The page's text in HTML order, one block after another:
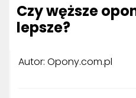
Czy węższe
lepsze?
Autor: Opony.com.pl